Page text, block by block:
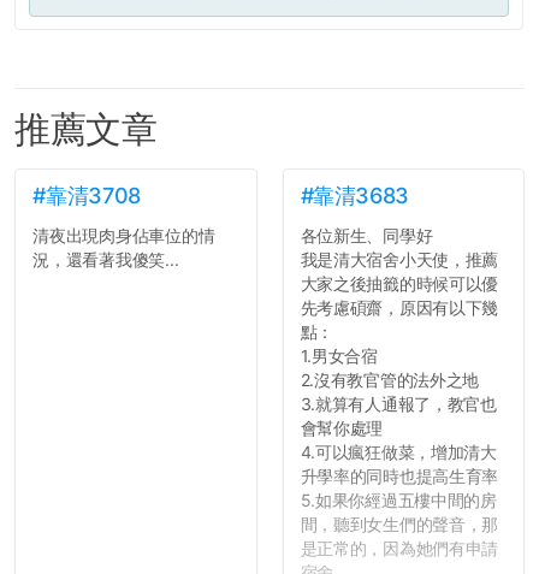
推薦文章
#靠清3708
清夜出現肉身佔車位的情
況，還看著我傻笑...
#靠清3683
各位新生、同學好
我是清大宿舍小天使，推薦
大家之後抽籤的時候可以優
先考慮碩齋，原因有以下幾
點：
1.男女合宿
2.沒有教官管的法外之地
3.就算有人通報了，教官也
會幫你處理
4.可以瘋狂做菜，增加清大
升學率的同時也提高生育率
5.如果你經過五樓中間的房
間，聽到女生們的聲音，那
是正常的，因為她們有申請